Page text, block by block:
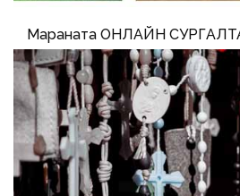
Мараната ОНЛАЙН